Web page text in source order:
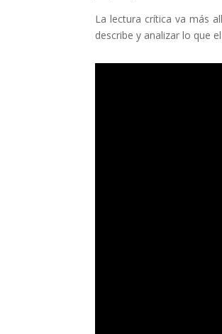
La lectura crítica va más
describe y analizar lo que